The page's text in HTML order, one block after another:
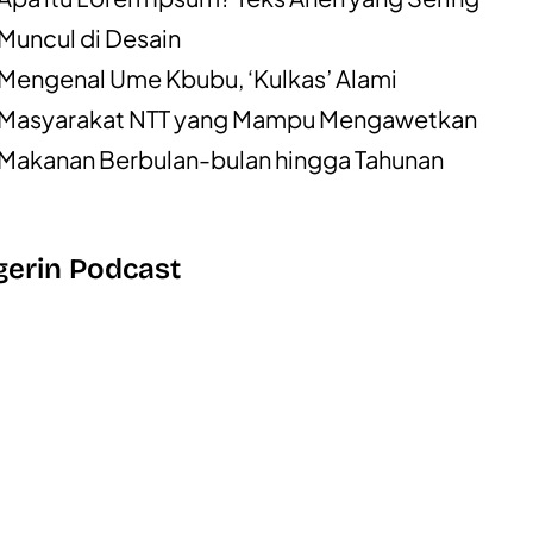
di Desain
Ume Kbubu, ‘Kulkas’ Alami
NTT yang Mampu Mengawetkan
Berbulan-bulan hingga Tahunan
Podcast